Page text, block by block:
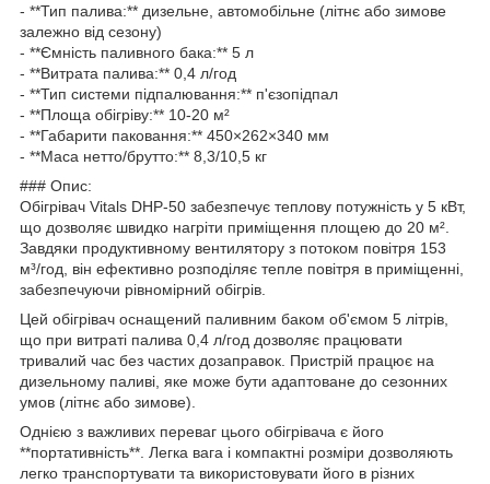
- **Тип палива:** дизельне, автомобільне (літнє або зимове
залежно від сезону)
- **Ємність паливного бака:** 5 л
- **Витрата палива:** 0,4 л/год
- **Тип системи підпалювання:** п'єзопідпал
- **Площа обігріву:** 10-20 м²
- **Габарити паковання:** 450×262×340 мм
- **Маса нетто/брутто:** 8,3/10,5 кг
### Опис:
Обігрівач Vitals DHP-50 забезпечує теплову потужність у 5 кВт,
що дозволяє швидко нагріти приміщення площею до 20 м².
Завдяки продуктивному вентилятору з потоком повітря 153
м³/год, він ефективно розподіляє тепле повітря в приміщенні,
забезпечуючи рівномірний обігрів.
Цей обігрівач оснащений паливним баком об'ємом 5 літрів,
що при витраті палива 0,4 л/год дозволяє працювати
тривалий час без частих дозаправок. Пристрій працює на
дизельному паливі, яке може бути адаптоване до сезонних
умов (літнє або зимове).
Однією з важливих переваг цього обігрівача є його
**портативність**. Легка вага і компактні розміри дозволяють
легко транспортувати та використовувати його в різних